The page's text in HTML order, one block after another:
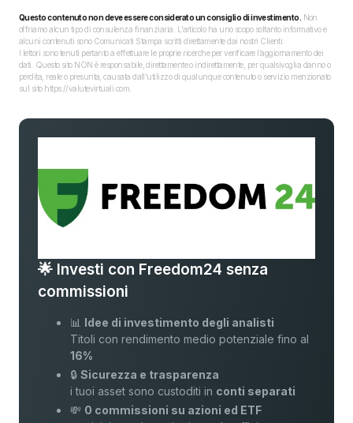
Questo contenuto non deve essere considerato un consiglio di investimento. Non
offriamo alcun tipo di consulenza finanziaria. L’articolo ha uno scopo soltanto informativo e
alcuni contenuti sono Comunicati Stampa scritti direttamente dai nostri Clienti.
I lettori sono tenuti pertanto a effettuare le proprie ricerche per verificare l’aggiornamento dei
dati. Questo sito NON è responsabile, direttamente o indirettamente, per qualsivoglia danno o
perdita, reale o presunta, causata dall'utilizzo di qualunque contenuto o servizio menzionato
sul sito https://valutevirtuali.com.
🌟 Investi con Freedom24 senza
commissioni
📊 Idee di investimento degli analisti
Titoli con rendimento medio potenziale fino al
16%
🔒Sicurezza e trasparenza
i tuoi asset sono custoditi in conti separati
💸 0 commissioni su azioni ed ETF